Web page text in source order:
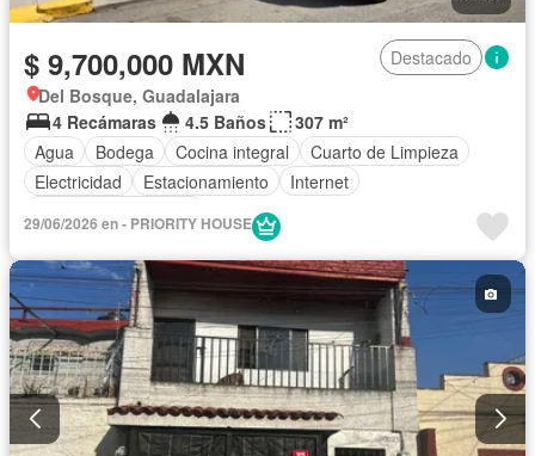
$ 9,700,000 MXN
Destacado
Del Bosque, Guadalajara
4 Recámaras
4.5 Baños
307 m²
Agua
Bodega Cocina integral
Cuarto de Limpieza
Electricidad
Estacionamiento
Internet
29/06/2026 en - PRIORITY HOUSE